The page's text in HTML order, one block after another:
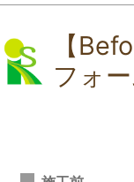
【
フォ